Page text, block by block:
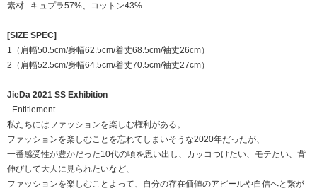
素材 : キュプラ57%、コットン43%
[SIZE SPEC]
1（肩幅50.5cm/身幅62.5cm/着丈68.5cm/袖丈26cm）
2（肩幅52.5cm/身幅64.5cm/着丈70.5cm/袖丈27cm）
JieDa 2021 SS Exhibition
- Entitlement -
私たちにはファッションを楽しむ権利がある。
ファッションを楽しむことを忘れてしまいそうな2020年だったが、
一番感受性が豊かだった10代の頃を思い出し、カッコつけたい、モテたい、背
伸びして大人に見られたいなど、
ファッションを楽しむことよって、自分の存在価値のアピールや自信へと繋が